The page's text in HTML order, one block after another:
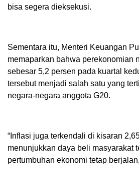
bisa segera dieksekusi.
Sementara itu, Menteri Keuangan
memaparkan bahwa perekonomian
sebesar 5,2 persen pada kuartal
tersebut menjadi salah satu yang
negara-negara anggota G20.
“Inflasi juga terkendali di kisaran
menunjukkan daya beli masyarakat
pertumbuhan ekonomi tetap